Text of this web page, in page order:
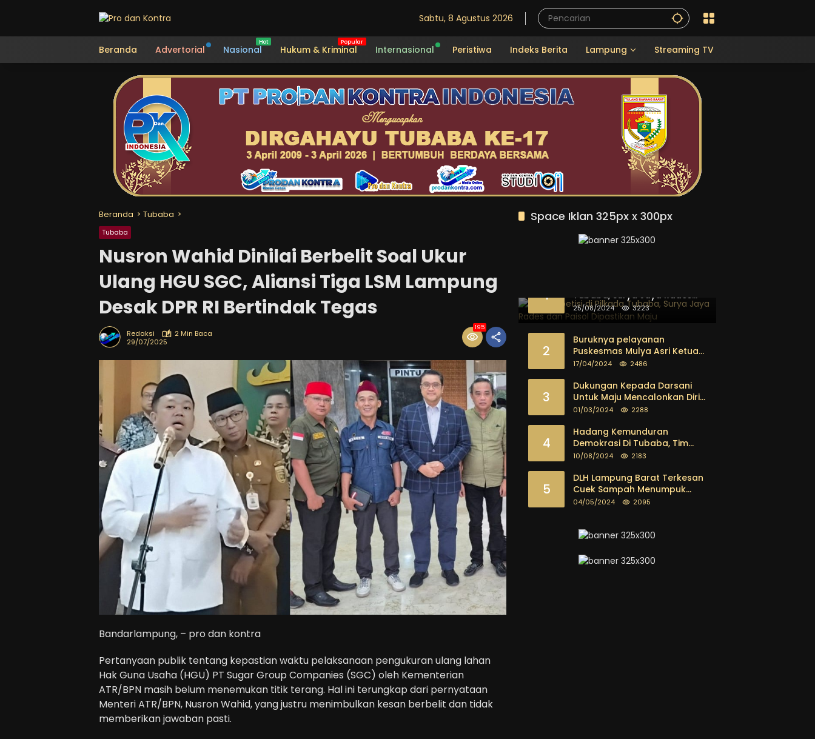
Sabtu, 8 Agustus 2026
Beranda Advertorial Nasional Hukum & Kriminal Internasional Peristiwa Indeks Berita Lampung Streaming TV
Beranda Tubaba
Tubaba
Nusron Wahid Dinilai Berbelit Soal Ukur
Ulang HGU SGC, Aliansi Tiga LSM Lampung
Desak DPR RI Bertindak Tegas
Redaksi
2 Min Baca
29/07/2025
195
Bandarlampung, – pro dan kontra
Pertanyaan publik tentang kepastian waktu pelaksanaan pengukuran ulang lahan
Hak Guna Usaha (HGU) PT Sugar Group Companies (SGC) oleh Kementerian
ATR/BPN masih belum menemukan titik terang. Hal ini terungkap dari pernyataan
Menteri ATR/BPN, Nusron Wahid, yang justru menimbulkan kesan berbelit dan tidak
memberikan jawaban pasti.
Space Iklan 325px x 300px
1
Tubaba, Surya Jaya Rades
dan Paisol Dipastikan Maju
25/08/2024 3223
2
Buruknya pelayanan
Puskesmas Mulya Asri Ketua
FKPK Mendesak Kadis Dinkes
Tegas
17/04/2024 2486
3
Dukungan Kepada Darsani
Untuk Maju Mencalonkan Diri
sebagai Calon Bupati
Dari Kalangan Pemuda
sampai dengan tokoh
masyarakat
01/03/2024 2288
4
Hadang Kemunduran
Demokrasi Di Tubaba, Tim
Pemenangan Kotak Kosong
10/08/2024 2183
5
DLH Lampung Barat Terkesan
Cuek Sampah Menumpuk
Tebarkan Bau Busuk
04/05/2024 2095